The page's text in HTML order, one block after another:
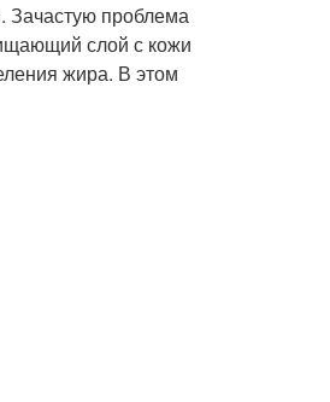
Зачастую проблема
слой с кожи
жира. В этом